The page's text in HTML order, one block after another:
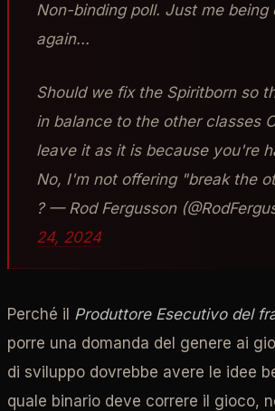
Non-binding poll. Just me being
again...
Should we fix the Spiritborn so
in balance to the other classes
leave it as it is because you're
No, I'm not offering "break the
? — Rod Fergusson
24, 2024
Perché il Produttore Esecutivo del
porre una domanda del genere ai
di sviluppo dovrebbe avere le idee
quale binario deve correre il gioco,